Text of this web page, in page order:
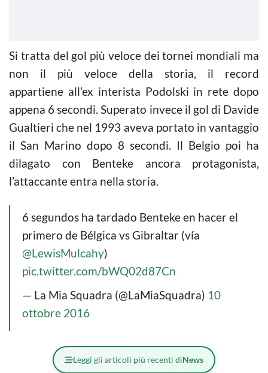
Si tratta del gol più veloce dei tornei mondiali ma
non il più veloce della storia, il record
appartiene all’ex interista Podolski in rete dopo
appena 6 secondi. Superato invece il gol di Davide
Gualtieri che nel 1993 aveva portato in vantaggio
il San Marino dopo 8 secondi. Il Belgio poi ha
dilagato con Benteke ancora protagonista,
l’attaccante entra nella storia.
6 segundos ha tardado Benteke en hacer el
primero de Bélgica vs Gibraltar (vía
@LewisMulcahy)
pic.twitter.com/bWQ02d87Cn
— La Mia Squadra (@LaMiaSquadra) 10
ottobre 2016
Leggi gli articoli più recenti diNews